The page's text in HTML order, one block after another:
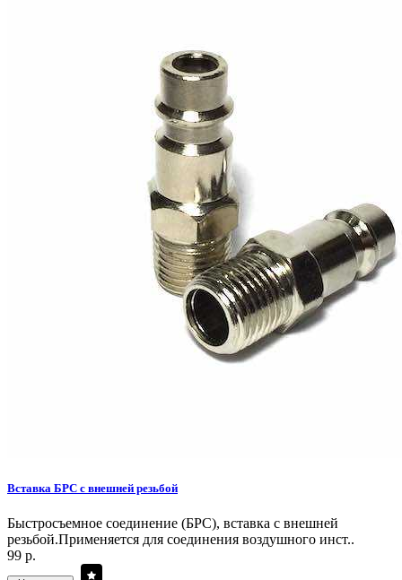
Вставка БРС с внешней резьбой
Быстросъемное соединение (БРС), вставка с внешней
резьбой.Применяется для соединения воздушного инст..
99 р.